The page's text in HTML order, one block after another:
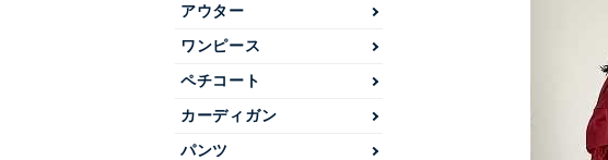
アウター
ワンピース
ペチコート
カーディガン
パンツ